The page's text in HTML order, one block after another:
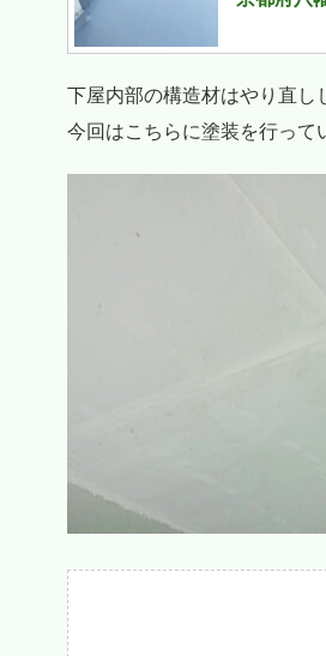
下屋内部の構造材はやり直し
今回はこちらに塗装を行って